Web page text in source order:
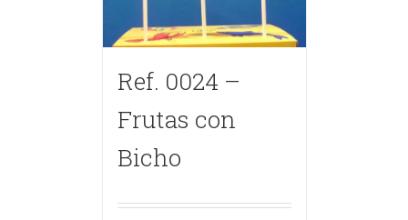
Ref. 0024 –
Frutas con
Bicho